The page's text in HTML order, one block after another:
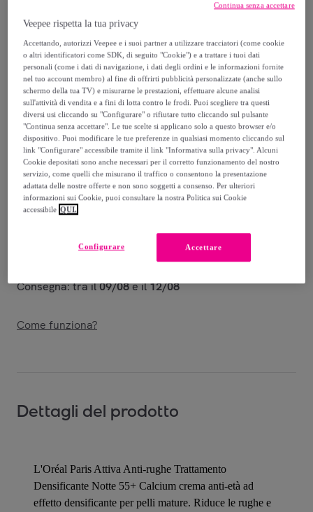
7,99 €
8, 99 €
-11%
Venduto daEurocali
Consegna
Gratuita da 39,99 € di acquisto
Consegna: tra il09/08e il12/08
Come funziona?
Dettagli del prodotto
L'Oréal Paris Attiva Anti-rughe Trattamento
Densificante Notte 55+ Calcium crema anti-età ad
effetto densificante per pelli mature. Riduce le rughe e
Veepee rispetta la tua privacy
Accettando, autorizzi Veepee e i suoi partner a utilizzare tracciatori (come cookie
o altri identificatori come SDK, di seguito "Cookie") e a trattare i tuoi dati
personali (come i dati di navigazione, i dati degli ordini e le informazioni fornite
nel tuo account membro) al fine di offrirti pubblicità personalizzate (anche sullo
schermo della tua TV) e misurarne le prestazioni, effettuare alcune analisi
sull'attività di vendita e a fini di lotta contro le frodi. Puoi scegliere tra questi
diversi usi cliccando su "Configurare" o rifiutare tutto cliccando sul pulsante
"Continua senza accettare". Le tue scelte si applicano solo a questo browser e/o
dispositivo. Puoi modificare le tue preferenze in qualsiasi momento cliccando sul
link "Configurare" accessibile tramite il link "Informativa sulla privacy". Alcuni
Cookie depositati sono anche necessari per il corretto funzionamento del nostro
servizio, come quelli che misurano il traffico o consentono la presentazione
adattata delle nostre offerte e non sono soggetti a consenso. Per ulteriori
informazioni sui Cookie, puoi consultare la nostra Politica sui Cookie
accessibile QUI.
Accettare
Configurare
Continua senza accettare